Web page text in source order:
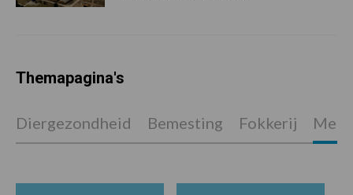
Themapagina's
Diergezondheid Bemesting Fokkerij